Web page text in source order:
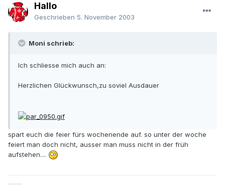
Hallo
Geschrieben 5. November 2003
Moni schrieb:
Ich schliesse mich auch an:
Herzlichen Glückwunsch,zu soviel Ausdauer
spart euch die feier fürs wochenende auf. so unter der woche
feiert man doch nicht, ausser man muss nicht in der früh
aufstehen....